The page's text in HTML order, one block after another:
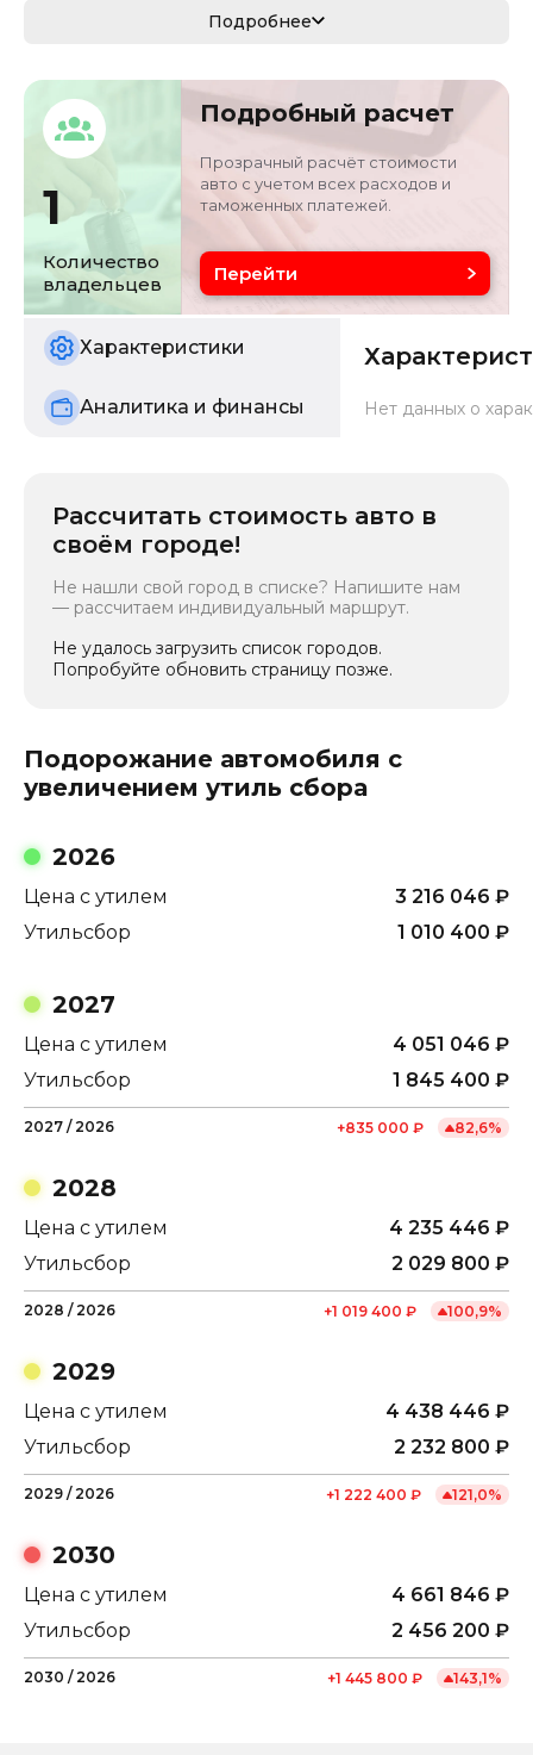
175 кВ
Кузов
седан
LVSHFFAC2PS4438
Объём двигателя
2 л
Цвет
Состояние
б/у
Подробнее
1
Количество
владельцев
Подробный расчет
Прозрачный расчёт стоимости
авто с учетом всех расходов и
таможенных платежей.
Перейти
Характеристики
Аналитика и финансы Нет данных о
Рассчитать стоимость авто в
своём городе!
Не нашли свой город в списке? Напишите нам
— рассчитаем индивидуальный маршрут.
Не удалось загрузить список городов.
Попробуйте обновить страницу позже.
Подорожание автомобиля с
увеличением утиль сбора
2026
Цена с утилем 3 216 046 ₽
Утильсбор
1 010 400 ₽
2027
Цена с утилем 4 051 046 ₽
Утильсбор
1 845 400 ₽
2027 / 2026 +835 000 ₽ 82,6%
2028
Цена с утилем 4 235 446 ₽
Утильсбор
2 029 800 ₽
2028 / 2026 +1 019 400 ₽ 100,9%
2029
Цена с утилем 4 438 446 ₽
Утильсбор
2 232 800 ₽
2029 / 2026 +1 222 400 ₽ 121,0%
2030
Цена с утилем 4 661 846 ₽
Утильсбор
2 456 200 ₽
2030 / 2026 +1 445 800 ₽ 143,1%